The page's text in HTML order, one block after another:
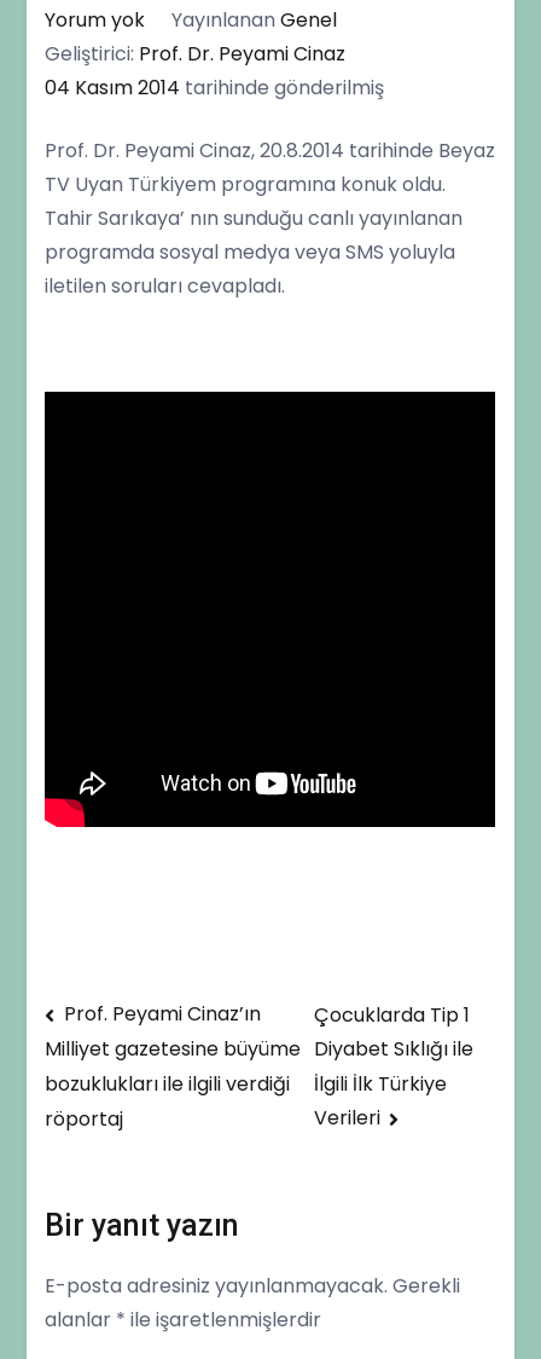
Yorum yokProf.
Dr.
Peyami
Beyaz
TV
“Uyan
Türkiyem”
programında
kendisine
YayınlananGenel
Geliştirici: Prof. Dr. Peyami Cinaz
04 Kasım 2014 tarihinde gönderilmiş
Prof. Dr. Peyami Cinaz, 20.8.2014 tarihinde Beyaz
TV Uyan Türkiyem programına konuk oldu.
Tahir Sarıkaya’ nın sunduğu canlı yayınlanan
programda sosyal medya veya SMS yoluyla
iletilen soruları cevapladı.
Yazı
gezinmesi
Prof. Peyami Cinaz’ın
Milliyet gazetesine büyüme
bozuklukları ile ilgili verdiği
röportaj
Çocuklarda Tip 1
Diyabet Sıklığı ile
İlgili İlk Türkiye
Verileri
Bir yanıt yazın
E-posta adresiniz yayınlanmayacak. Gerekli
alanlar * ile işaretlenmişlerdir